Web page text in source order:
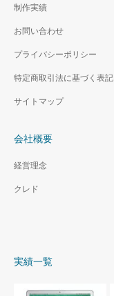
制作実績
お問い合わせ
プライバシーポリシー
特定商取引法に基づく表記
サイトマップ
会社概要
経営理念
クレド
実績一覧